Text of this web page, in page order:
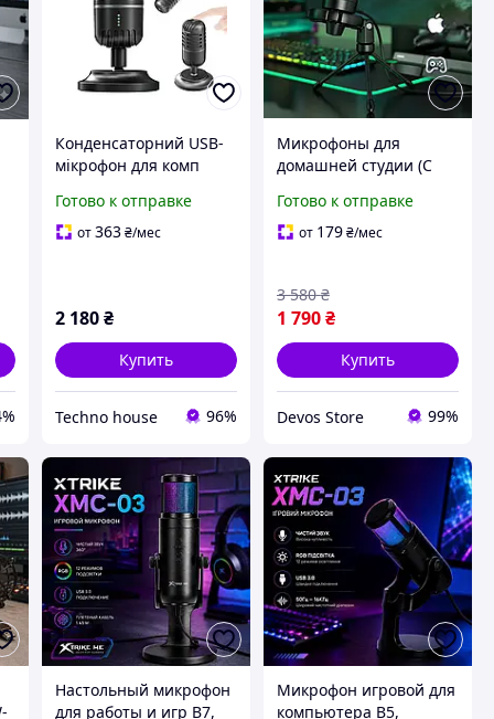
Конденсаторний USB-
мікрофон для комп
студійний звук,
Cardioid, 48kHz
Готово к отправке
от363 ₴/мес
2 180 ₴
Купить
Techno house 96%
Микрофоны для
домашней студии (С
Микрофон для
компьютера, DVS
Готово к отправке
от 179₴/мес
1 790₴
3 580 ₴
Купить
Devos Store 99%
Настольный микрофон
для работы и игр B7,
Микрофон игровой для
компьютера B5,